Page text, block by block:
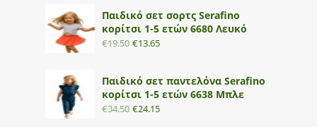
Παιδικό σετ σορτς Serafino
κορίτσι 1-5 ετών 6680 Λευκό
€19.50 €13.65
Παιδικό σετ παντελόνα Serafino
κορίτσι 1-5 ετών 6638 Μπλε
€34.50 €24.15